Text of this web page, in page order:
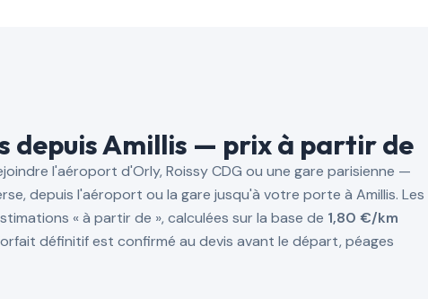
depuis Amillis — prix à partir de
l'aéroport d'Orly, Roissy CDG ou une gare parisienne —
depuis l'aéroport ou la gare jusqu'à votre porte à Amillis. Les
« à partir de », calculées sur la base de 1,80 €/km
définitif est confirmé au devis avant le départ, péages